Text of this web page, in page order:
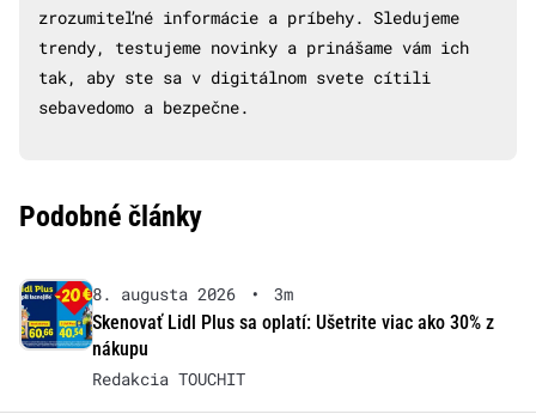
zrozumiteľné informácie a príbehy. Sledujeme
trendy, testujeme novinky a prinášame vám ich
tak, aby ste sa v digitálnom svete cítili
sebavedomo a bezpečne.
Podobné články
8. augusta 2026 •
3m
Skenovať Lidl Plus sa oplatí: Ušetrite viac ako 30% z
nákupu
Redakcia TOUCHIT